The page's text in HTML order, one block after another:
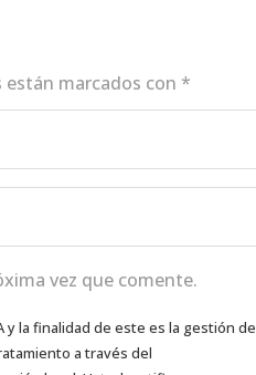
marcados con *
vez que comente.
y la finalidad de este es la gestión de
a través del